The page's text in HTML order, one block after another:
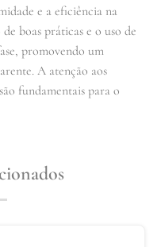
e a eficiência na
boas práticas e o uso de
promovendo um
A atenção aos
fundamentais para o